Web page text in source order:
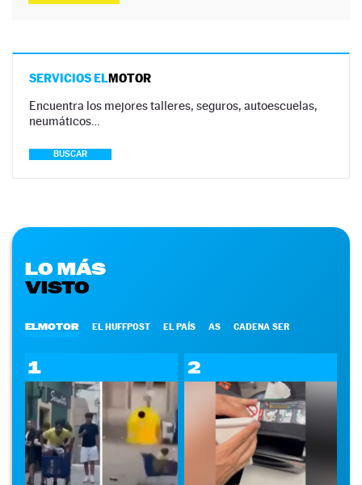
SERVICIOS ELMOTOR
Encuentra los mejores talleres, seguros, autoescuelas,
neumáticos…
BUSCAR
LO MÁS
VISTO
ELMOTOR EL HUFFPOST EL PAÍS AS CADENA SER
1 2